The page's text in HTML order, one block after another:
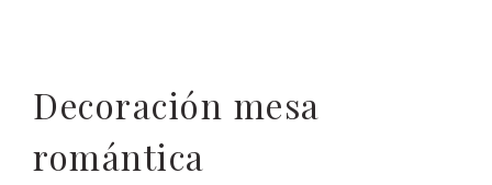
Decoración mesa
romántica